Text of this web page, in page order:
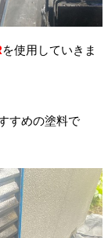
を使用していきま
すめの塗料で